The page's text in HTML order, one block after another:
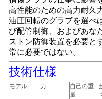
ー
ス
事
件
高性能のための高力耐久
油圧回転のグラブを選べ
び配管制御、およびあな
ストン防御装置を必要と
常に必要ではない。
技術仕様
モデル 力
自己の重
量